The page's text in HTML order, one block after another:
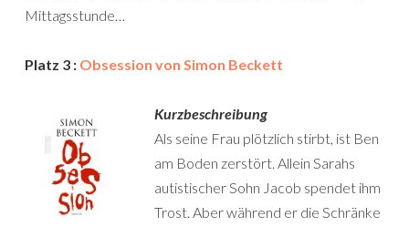
Mittagsstunde…
Platz 3 : Obsession von Simon Beckett
Kurzbeschreibung
Als seine Frau plötzlich stirbt, ist Ben
am Boden zerstört. Allein Sarahs
autistischer Sohn Jacob spendet ihm
Trost. Aber während er die Schränke